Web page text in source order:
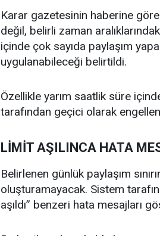
Karar gazetesinin haberine
değil, belirli zaman
içinde çok sayıda paylaşım
uygulanabileceği belirtildi.
Özellikle yarım saatlik süre
tarafından geçici olarak
LİMİT AŞILINCA HATA
Belirlenen günlük paylaşım
oluşturamayacak. Sistem
aşıldı” benzeri hata mesajları